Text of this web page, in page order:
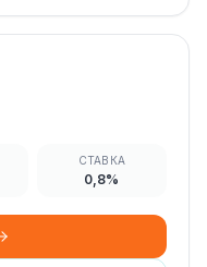
СТАВКА
0,8%